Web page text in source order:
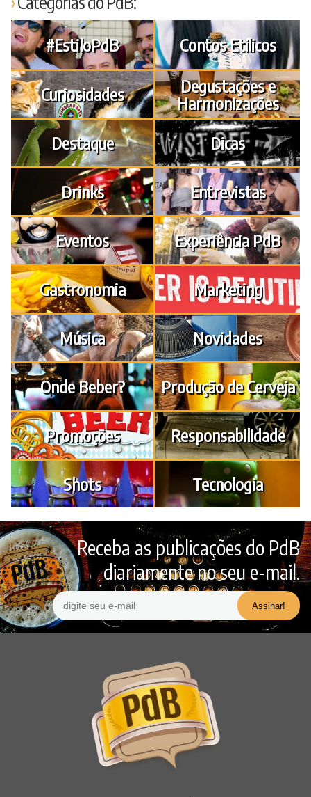
#EstiloPdB Contos Etílicos
Curiosidades
Degustações e
Harmonizações
Destaque
Dicas
Drinks Entrevistas
Eventos Experiência PdB
Gastronomia Marketing
Música Novidades
Onde Beber? Produção de Cerveja
Promoções Responsabilidade
Shots Tecnologia
Receba as publicações do PdB
diariamente no seu e-mail.